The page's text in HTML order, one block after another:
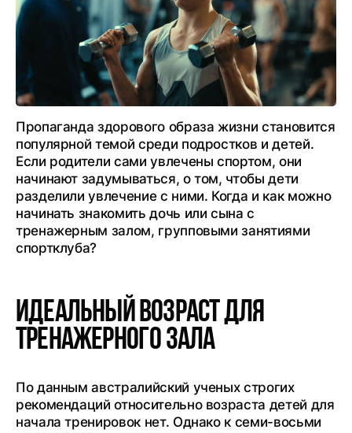
Пропаганда здорового образа жизни становится
популярной темой среди подростков и детей.
Если родители сами увлечены спортом, они
начинают задумываться, о том, чтобы дети
разделили увлечение с ними. Когда и как можно
начинать знакомить дочь или сына с
тренажерным залом, групповыми занятиями
спортклуба?
Идеальный возраст для
тренажерного зала
По данным австралийский ученых строгих
рекомендаций относительно возраста детей для
начала тренировок нет. Однако к семи-восьми